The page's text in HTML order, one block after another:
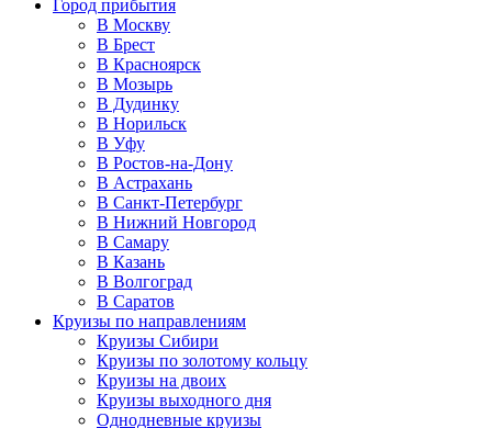
Город прибытия
В Москву
В Брест
В Красноярск
В Мозырь
В Дудинку
В Норильск
В Уфу
В Ростов-на-Дону
В Астрахань
В Санкт-Петербург
В Нижний Новгород
В Самару
В Казань
В Волгоград
В Саратов
Круизы по направлениям
Круизы Сибири
Круизы по золотому кольцу
Круизы на двоих
Круизы выходного дня
Однодневные круизы